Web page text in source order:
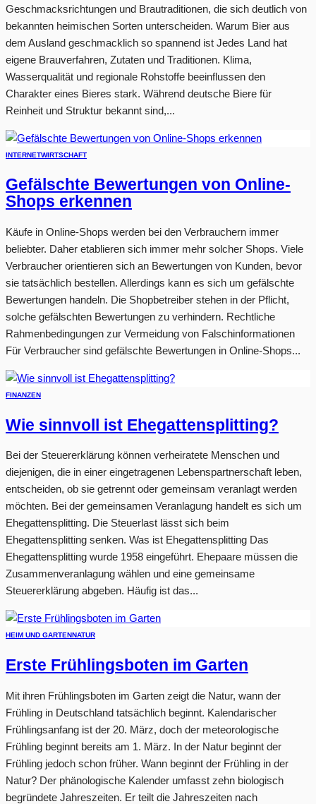
Geschmacksrichtungen und Brautraditionen, die sich deutlich von
bekannten heimischen Sorten unterscheiden. Warum Bier aus
dem Ausland geschmacklich so spannend ist Jedes Land hat
eigene Brauverfahren, Zutaten und Traditionen. Klima,
Wasserqualität und regionale Rohstoffe beeinflussen den
Charakter eines Bieres stark. Während deutsche Biere für
Reinheit und Struktur bekannt sind,...
INTERNETWIRTSCHAFT
Gefälschte Bewertungen von Online-
Shops erkennen
Käufe in Online-Shops werden bei den Verbrauchern immer
beliebter. Daher etablieren sich immer mehr solcher Shops. Viele
Verbraucher orientieren sich an Bewertungen von Kunden, bevor
sie tatsächlich bestellen. Allerdings kann es sich um gefälschte
Bewertungen handeln. Die Shopbetreiber stehen in der Pflicht,
solche gefälschten Bewertungen zu verhindern. Rechtliche
Rahmenbedingungen zur Vermeidung von Falschinformationen
Für Verbraucher sind gefälschte Bewertungen in Online-Shops...
FINANZEN
Wie sinnvoll ist Ehegattensplitting?
Bei der Steuererklärung können verheiratete Menschen und
diejenigen, die in einer eingetragenen Lebenspartnerschaft leben,
entscheiden, ob sie getrennt oder gemeinsam veranlagt werden
möchten. Bei der gemeinsamen Veranlagung handelt es sich um
Ehegattensplitting. Die Steuerlast lässt sich beim
Ehegattensplitting senken. Was ist Ehegattensplitting Das
Ehegattensplitting wurde 1958 eingeführt. Ehepaare müssen die
Zusammenveranlagung wählen und eine gemeinsame
Steuererklärung abgeben. Häufig ist das...
HEIM UND GARTEN NATUR
Erste Frühlingsboten im Garten
Mit ihren Frühlingsboten im Garten zeigt die Natur, wann der
Frühling in Deutschland tatsächlich beginnt. Kalendarischer
Frühlingsanfang ist der 20. März, doch der meteorologische
Frühling beginnt bereits am 1. März. In der Natur beginnt der
Frühling jedoch schon früher. Wann beginnt der Frühling in der
Natur? Der phänologische Kalender umfasst zehn biologisch
begründete Jahreszeiten. Er teilt die Jahreszeiten nach